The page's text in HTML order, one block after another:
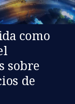
como
sobre
de